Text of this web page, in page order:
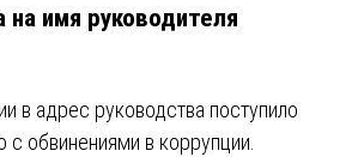
на имя руководителя
в адрес руководства поступило
обвинениями в коррупции.